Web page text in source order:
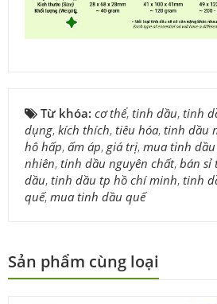
Từ khóa: cơ thể, tinh dầu, tinh
dụng, kích thích, tiêu hóa, tinh dầu
hô hấp, ấm áp, giá trị, mua tinh
nhiên, tinh dầu nguyên chất, bán sỉ
dầu, tinh dầu tp hồ chí minh, tinh
quế, mua tinh dầu quế
Sản phẩm cùng loại